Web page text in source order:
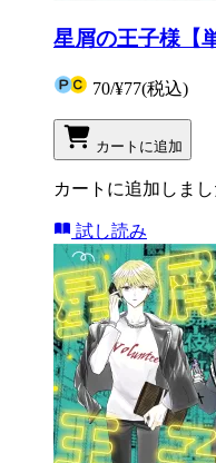
星屑の王子様【
70/¥77(税込)
カートに追加
カートに追加しまし
試し読み